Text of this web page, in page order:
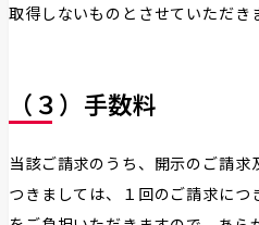
取得しないものとさせていただき
（３）手数料
当該ご請求のうち、開示のご請
つきましては、１回のご請求に